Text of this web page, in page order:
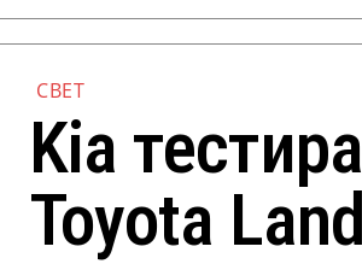
СВЕТ
Kiа
Toyota